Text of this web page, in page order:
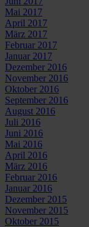
Mai 2017
April 2017
März 2017
Februar 2017
Januar 2017
Dezember 2016
November 2016
Oktober 2016
September 2016
August 2016
Juli 2016
Juni 2016
Mai 2016
April 2016
März 2016
Februar 2016
Januar 2016
Dezember 2015
November 2015
Oktober 2015